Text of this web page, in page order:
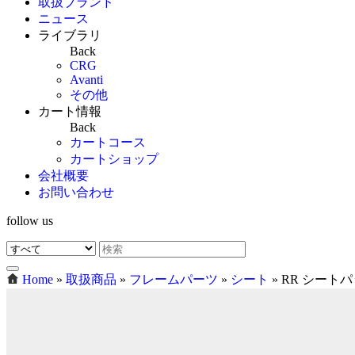
ニュース
ライブラリ
Back
CRG
Avanti
その他
カート情報
Back
カートコース
カートショップ
会社概要
お問い合わせ
follow us
Home » 取扱商品 » フレームパーツ » シート » RR シート